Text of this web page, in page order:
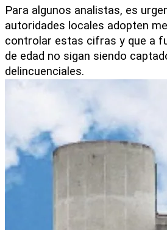
Para algunos analistas, es
autoridades locales adopten
controlar estas cifras y que a
de edad no sigan siendo
delincuenciales.